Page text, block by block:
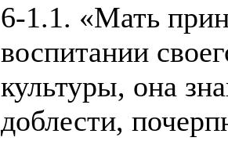
6-1.1. «Мать
воспитании
культуры, она
доблести,